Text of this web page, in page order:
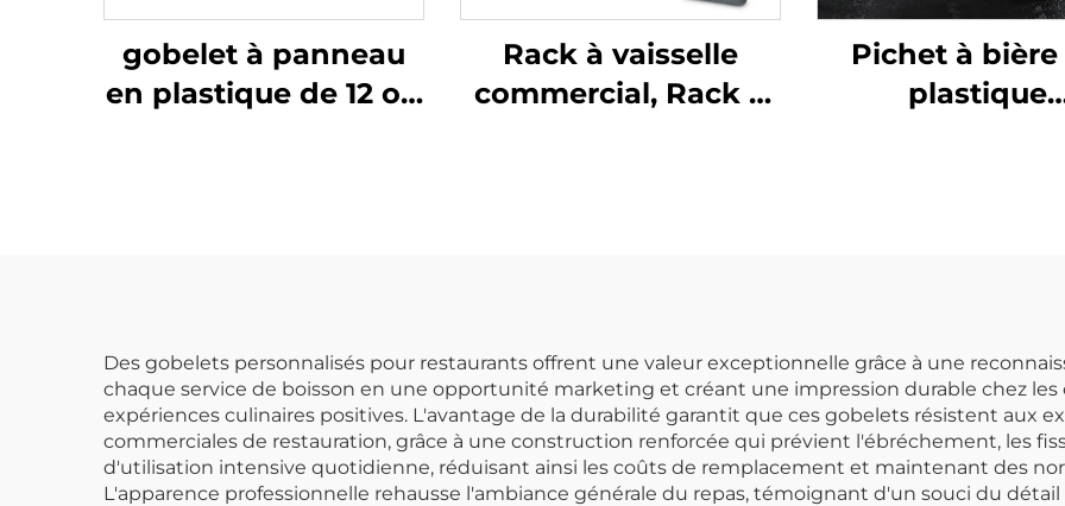
gobelet à panneau
en plastique de 12 oz,
Rack à vaisselle
commercial, Rack à
Pichet à bière
plastique
Des gobelets personnalisés pour restaurants offrent une valeur exceptionnelle grâce à une
chaque service de boisson en une opportunité marketing et créant une impression durable chez
expériences culinaires positives. L'avantage de la durabilité garantit que ces gobelets résistent aux
commerciales de restauration, grâce à une construction renforcée qui prévient l'ébréchement, les
d'utilisation intensive quotidienne, réduisant ainsi les coûts de remplacement et maintenant des
L'apparence professionnelle rehausse l'ambiance générale du repas, témoignant d'un souci du